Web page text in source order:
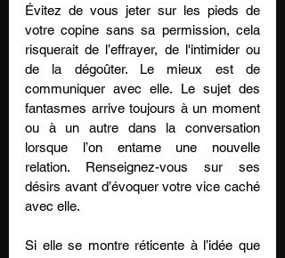
Évitez de vous jeter sur les pieds de
votre copine sans sa permission, cela
risquerait de l’effrayer, de l'intimider ou
de la dégoûter. Le mieux est de
communiquer avec elle. Le sujet des
fantasmes arrive toujours à un moment
ou à un autre dans la conversation
lorsque l’on entame une nouvelle
relation. Renseignez-vous sur ses
désirs avant d’évoquer votre vice caché
avec elle.
Si elle se montre réticente à l’idée que